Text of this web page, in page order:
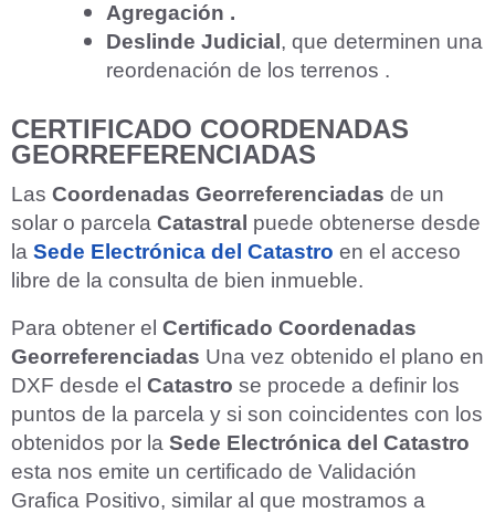
Agregación .
Deslinde Judicial , que determinen una
reordenación de los terrenos .
CERTIFICADO COORDENADAS
GEORREFERENCIADAS
Las Coordenadas Georreferenciadas de un
solar o parcela Catastral puede obtenerse desde
la Sede Electrónica del Catastro en el acceso
libre de la consulta de bien inmueble.
Para obtener el Certificado Coordenadas
Georreferenciadas Una vez obtenido el plano en
DXF desde el Catastro se procede a definir los
puntos de la parcela y si son coincidentes con los
obtenidos por la Sede Electrónica del Catastro
esta nos emite un certificado de Validación
Grafica Positivo, similar al que mostramos a